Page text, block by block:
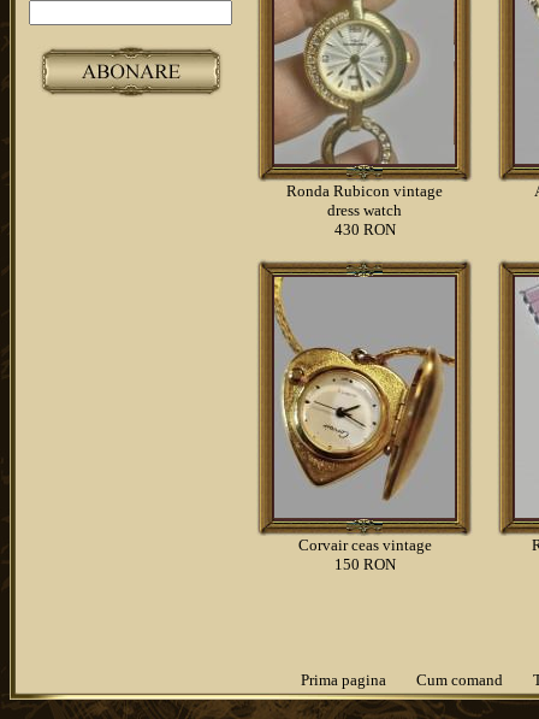
Ronda Rubicon vintage
dress watch
430 RON
Corvair ceas vintage
150 RON
Prima pagina Cum comand